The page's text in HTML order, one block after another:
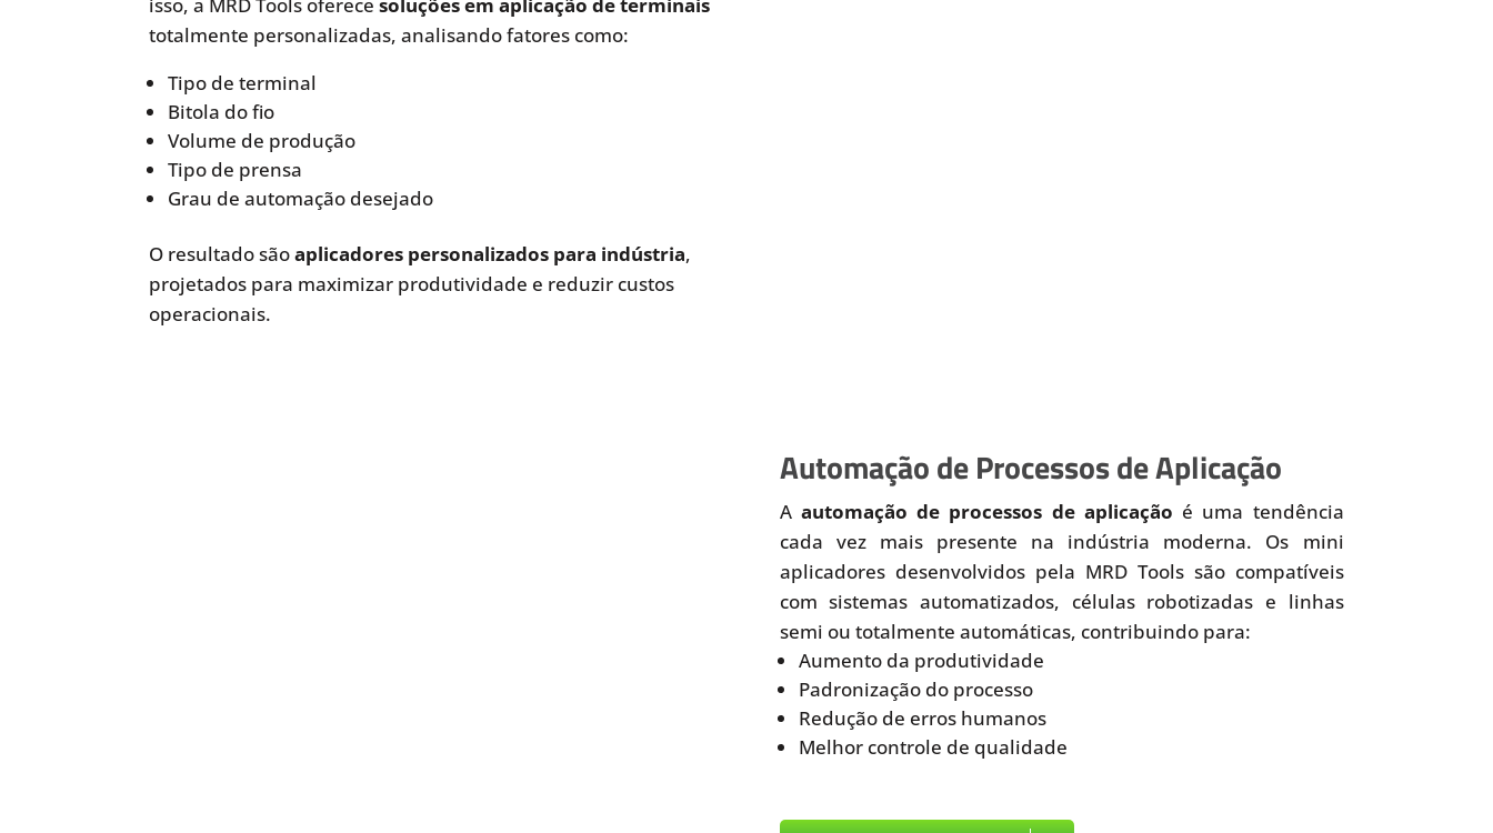
totalmente personalizadas, analisando fatores como:
Tipo de terminal
Bitola do fio
Volume de produção
Tipo de prensa
Grau de automação desejado
O resultado sãoaplicadores personalizados para indústria,
projetados para maximizar produtividade e reduzir custos
operacionais.
Automação de Processos de Aplicação
A automação de processos de aplicação é uma tendência
cada vez mais presente na indústria moderna. Os mini
aplicadores desenvolvidos pela MRD Tools são compatíveis
com sistemas automatizados, células robotizadas e linhas
semi ou totalmente automáticas, contribuindo para:
Aumento da produtividade
Padronização do processo
Redução de erros humanos
Melhor controle de qualidade